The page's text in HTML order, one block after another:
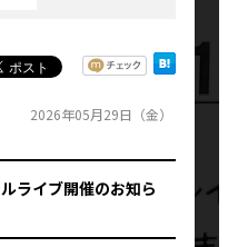
2026年05月29日（金）
ライブ開催のお知ら